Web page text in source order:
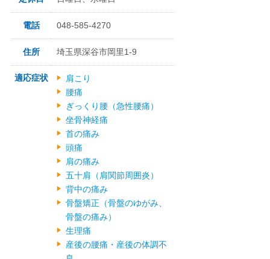
電話 048-585-4270
住所 埼玉県深谷市岡里1-9
適応症状
肩こり
腰痛
ぎっくり腰（急性腰痛）
坐骨神経痛
首の痛み
頭痛
肩の痛み
五十肩（肩関節周囲炎）
背中の痛み
骨盤矯正（骨盤のゆがみ、
骨盤の痛み）
生理痛
産後の腰痛・産後の体調不